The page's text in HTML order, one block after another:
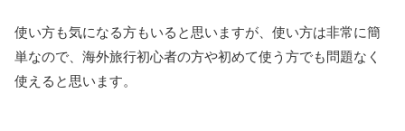
使い方も気になる方もいると思いますが、使い方は非常に簡
単なので、海外旅行初心者の方や初めて使う方でも問題なく
使えると思います。